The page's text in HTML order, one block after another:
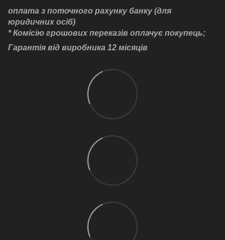
оплата з поточного рахунку банку (для
юридичних осіб)
* Комісію грошових переказів оплачує покупець;
Гарантія від виробника 12 місяців